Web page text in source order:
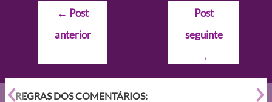
Navegação
Post
← Post
anterior
Post
seguinte
→
REGRAS DOS COMENTÁRIOS: